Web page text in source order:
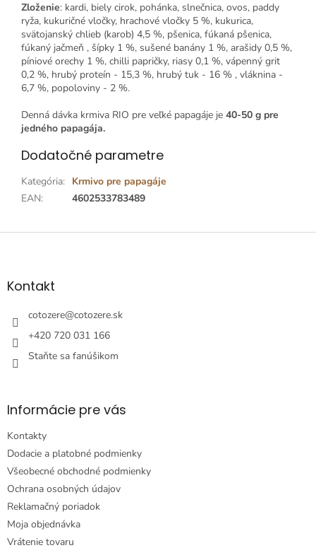
Zloženie: kardi, biely cirok, pohánka, slnečnica, ovos, paddy
ryža, kukuričné vločky, hrachové vločky 5 %, kukurica,
svätojanský chlieb (karob) 4,5 %, pšenica, fúkaná pšenica,
fúkaný jačmeň , šípky 1 %, sušené banány 1 %, arašidy 0,5 %,
píniové orechy 1 %, chilli papričky, riasy 0,1 %, vápenný grit
0,2 %, hrubý proteín - 15,3 %, hrubý tuk - 16 % , vláknina -
6,7 %, popoloviny - 2 %.
Denná dávka krmiva RIO pre veľké papagáje je 40-50 g pre
jedného papagája.
Dodatočné parametre
Kategória: Krmivo pre papagáje
EAN: 4602533783489
Z
äKontakt
cotozere@cotozere.sk
+420 720 031 166
Staňte sa fanúšikom
Informácie pre vás
Kontakty
Dodacie a platobné podmienky
Všeobecné obchodné podmienky
Ochrana osobných údajov
Reklamačný poriadok
Moja objednávka
Vrátenie tovaru